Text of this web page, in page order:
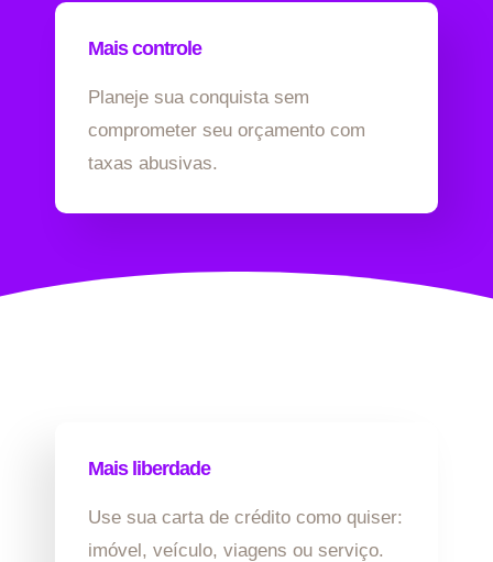
Mais controle
Planeje sua conquista sem
comprometer seu orçamento com
taxas abusivas.
Mais liberdade
Use sua carta de crédito como quiser:
imóvel, veículo, viagens ou serviço.